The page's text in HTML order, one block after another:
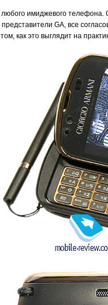
имиджевого телефона.
GA, все
как это выглядит на